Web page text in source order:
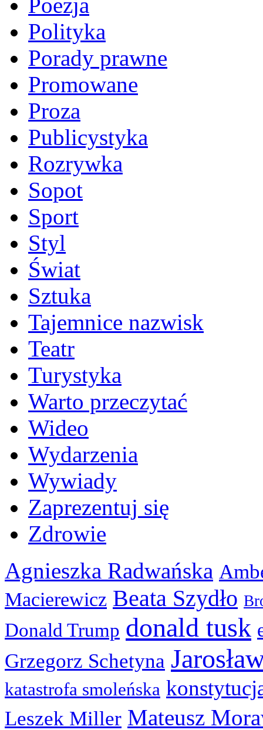
Poezja
Polityka
Porady prawne
Promowane
Proza
Publicystyka
Rozrywka
Sopot
Sport
Styl
Świat
Sztuka
Tajemnice nazwisk
Teatr
Turystyka
Warto przeczytać
Wideo
Wydarzenia
Wywiady
Zaprezentuj się
Zdrowie
Agnieszka Radwańska
Macierewicz Beata Szydło
Donald Trump donald tusk
Grzegorz Schetyna
katastrofa smoleńska
Leszek Miller Mateusz